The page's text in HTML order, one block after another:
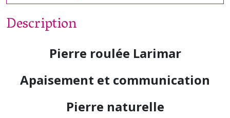
Description
Pierre roulée Larimar
Apaisement et communication
Pierre naturelle